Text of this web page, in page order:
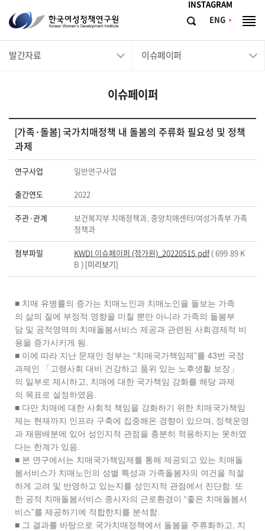
INSTAGRAM
ENG
한
국
여
연
구
원
Korean
Development
Institute
검
체
발간자료 이슈페이퍼
이슈페이퍼
[가족·돌봄] 국가치매정책 내 돌봄의 주류화 필요성 및 정책
과제
연구사업 일반연구사업
출간연도 2022
주관·관계
보건복지부 치매정책과, 중앙치매센터/여성가족부 가족
정책과
첨부파일 KWDI 이슈페이퍼 (정가원)_20220515.pdf( 699.89 K
B ) [미리보기]
■ 치매 유병률의 증가는 치매노인과 치매노인을 돌보는 가족
의 삶의 질에 부정적 영향을 미칠 뿐만 아니라 가족의 돌봄부
담 및 공적영역의 치매돌봄서비스 제공과 관련된 사회경제적 비
용을 증가시키게 됨.
■ 이에 따라 지난 문재인 정부는 “치매국가책임제”를 43번 국정
과제인 「고령사회 대비 건강하고 품위 있는 노후생활 보장」
의 일부로 제시하고, 치매에 대한 국가책임 강화를 해당 과제
의 목표로 설정하였음.
■ 다만 치매에 대한 사회적 책임을 강화하기 위한 치매국가책임
제는 현재까지 인프라 구축에 집중해온 경향이 있으며, 정책운영
과 재원배분에 있어 성인지적 관점을 충분히 적용하지는 못하였
다는 한계가 있음.
■ 본 연구에서는 치매국가책임제를 통해 제공되고 있는 치매돌
봄서비스가 치매노인의 성별 특성과 가족돌봄자의 여건을 적절
하게 고려 및 반영하고 있는지를 성인지적 관점에서 진단함. 또
한 공적 치매돌봄서비스 종사자의 근로환경이 “좋은 치매돌봄서
비스”를 제공하기에 적합한지를 분석함.
■ 그 결과를 바탕으로 국가치매정책에서 돌봄을 주류화하고, 치